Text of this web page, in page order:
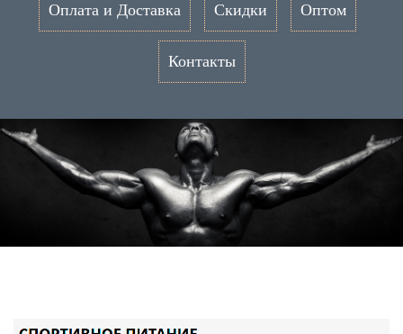
Оплата и Доставка Скидки Оптом
Контакты